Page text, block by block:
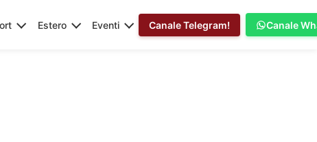
Estero Eventi Canale Telegram! Canale